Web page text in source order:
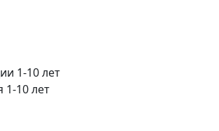
1-10 лет
1-10 лет